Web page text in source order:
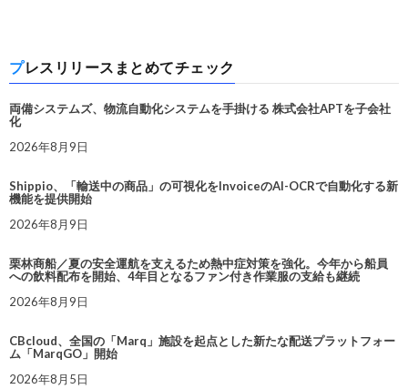
プレスリリースまとめてチェック
両備システムズ、物流自動化システムを手掛ける 株式会社APTを子会社
化
2026年8月9日
Shippio、「輸送中の商品」の可視化をInvoiceのAI-OCRで自動化する新
機能を提供開始
2026年8月9日
栗林商船／夏の安全運航を支えるため熱中症対策を強化。今年から船員
への飲料配布を開始、4年目となるファン付き作業服の支給も継続
2026年8月9日
CBcloud、全国の「Marq」施設を起点とした新たな配送プラットフォー
ム「MarqGO」開始
2026年8月5日